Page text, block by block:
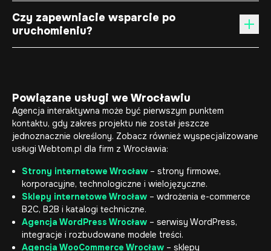
Czy zapewniacie wsparcie po
uruchomieniu?
Powiązane usługi we Wrocławiu
Agencja interaktywna może być pierwszym punktem
kontaktu, gdy zakres projektu nie został jeszcze
jednoznacznie określony. Zobacz również wyspecjalizowane
usługi Webtom.pl dla firm z Wrocławia:
Strony internetowe Wrocław – strony firmowe,
korporacyjne, technologiczne i wielojęzyczne.
Sklepy internetowe Wrocław – wdrożenia e-commerce
B2C, B2B i katalogi techniczne.
Agencja WordPress Wrocław – serwisy WordPress,
integracje i rozbudowane modele treści.
Agencja WooCommerce Wrocław – sklepy